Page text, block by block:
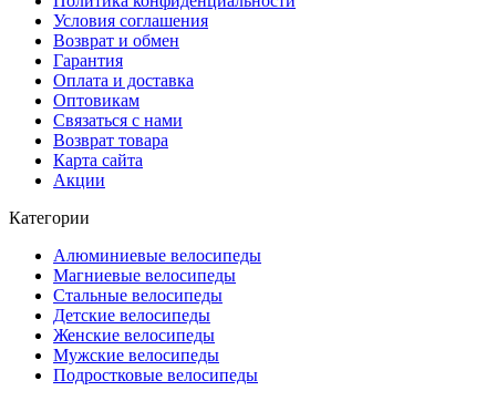
Условия соглашения
Возврат и обмен
Гарантия
Оплата и доставка
Оптовикам
Связаться с нами
Возврат товара
Карта сайта
Акции
Категории
Алюминиевые велосипеды
Магниевые велосипеды
Стальные велосипеды
Детские велосипеды
Женские велосипеды
Мужские велосипеды
Подростковые велосипеды